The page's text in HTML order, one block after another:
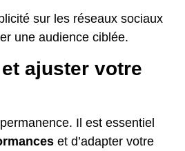
sur les réseaux sociaux
une audience ciblée.
ajuster votre
Il est essentiel
et d’adapter votre